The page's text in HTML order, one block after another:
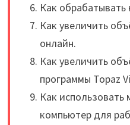
Как
Как увеличить
онлайн.
Как увеличить
программы Topaz
Как
компьютер для